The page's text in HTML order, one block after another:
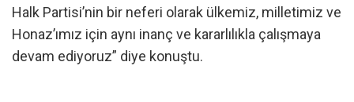
Halk Partisi’nin bir neferi olarak ülkemiz, milletimiz ve
Honaz’ımız için aynı inanç ve kararlılıkla çalışmaya
devam ediyoruz” diye konuştu.